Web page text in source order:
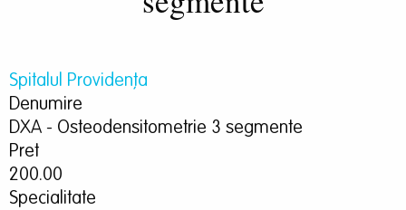
Spitalul Providența
Denumire
DXA - Osteodensitometrie 3 segmente
Pret
200.00
Specialitate